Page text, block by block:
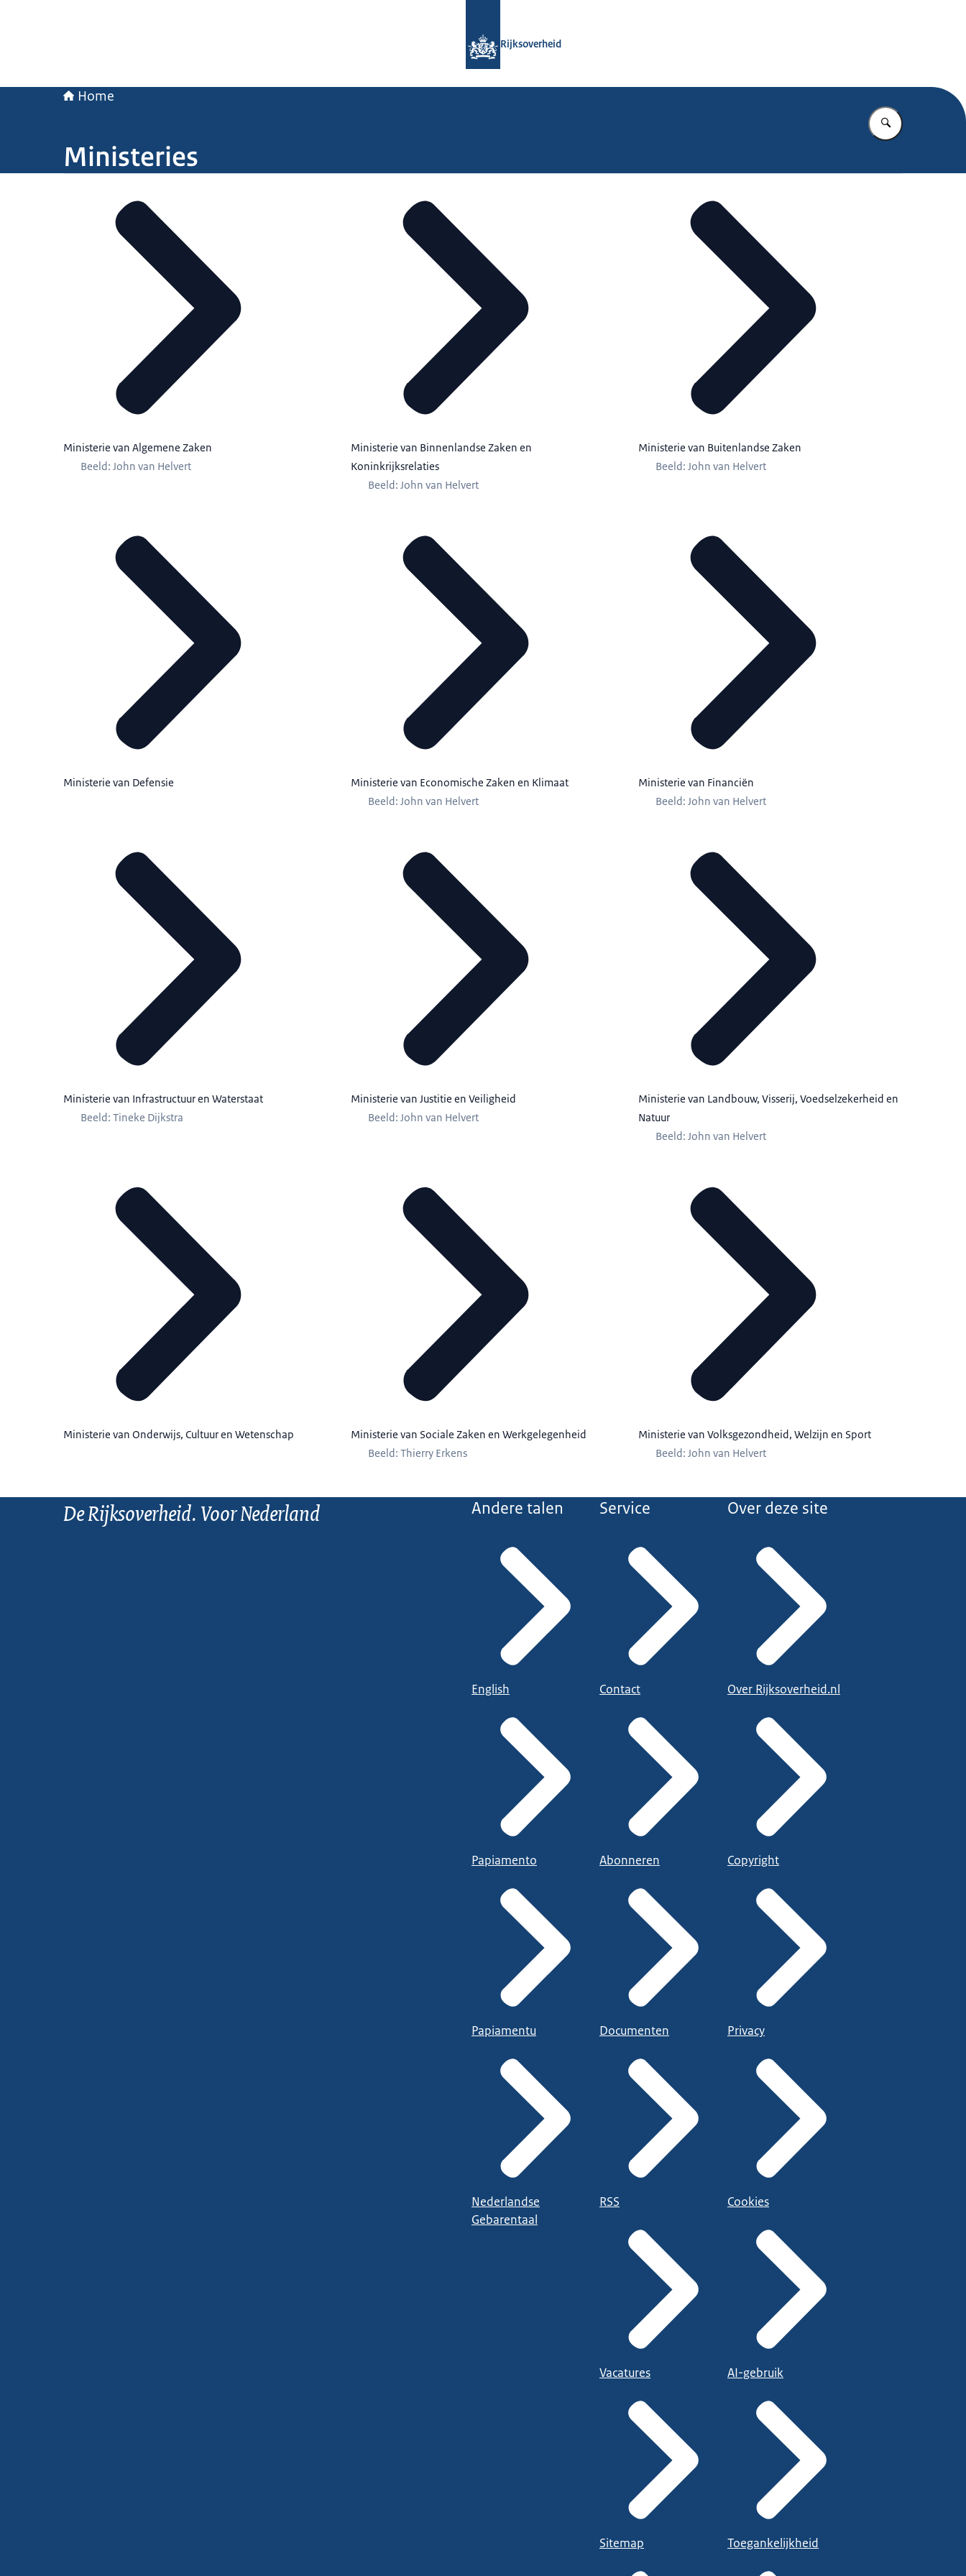
Rijksoverheid
Home
Vul in wat u
Ministeries
Ministerie van Algemene Zaken
Beeld: John van Helvert
Ministerie van Binnenlandse Zaken en
Koninkrijksrelaties
Beeld: John van Helvert
Ministerie van Buitenlandse Zaken
Beeld: John van Helvert
Ministerie van Defensie
Ministerie van Economische Zaken en Klimaat
Beeld: John van Helvert
Ministerie van Financiën
Beeld: John van Helvert
Ministerie van Infrastructuur en Waterstaat
Beeld: Tineke Dijkstra
Ministerie van Justitie en Veiligheid
Beeld: John van Helvert
Ministerie van Landbouw, Visserij, Voedselzekerheid en
Natuur
Beeld: John van Helvert
Ministerie van Onderwijs, Cultuur en Wetenschap
Ministerie van Sociale Zaken en Werkgelegenheid
Beeld: Thierry Erkens
Ministerie van Volksgezondheid, Welzijn en Sport
Beeld: John van Helvert
De Rijksoverheid. Voor Nederland Andere talen
English
Papiamento
Papiamentu
Nederlandse
Gebarentaal
Service
Contact
Abonneren
Documenten
RSS
Vacatures
Sitemap
Over deze site
Over Rijksoverheid.nl
Copyright
Privacy
Cookies
AI-gebruik
Toegankelijkheid